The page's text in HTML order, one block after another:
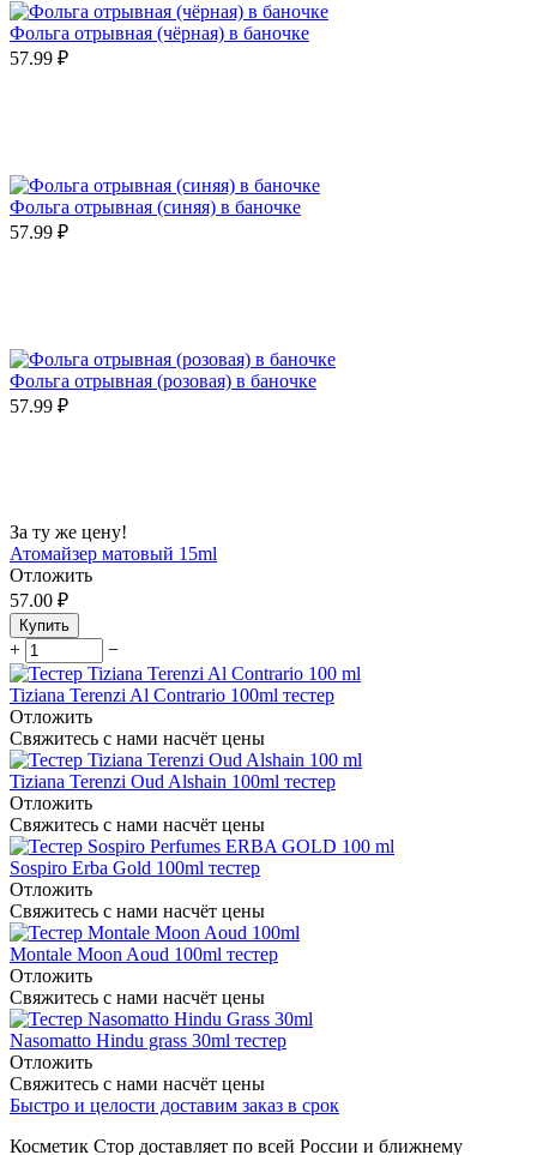
Фольга отрывная (чёрная) в баночке
57.99 ₽
Фольга отрывная (синяя) в баночке
57.99 ₽
Фольга отрывная (розовая) в баночке
57.99 ₽
За ту же цену!
Атомайзер матовый 15ml
Отложить
57.00 ₽
Купить
+ −
Tiziana Terenzi Al Contrario 100ml тестер
Отложить
Свяжитесь с нами насчёт цены
Tiziana Terenzi Oud Alshain 100ml тестер
Отложить
Свяжитесь с нами насчёт цены
Sospiro Erba Gold 100ml тестер
Отложить
Свяжитесь с нами насчёт цены
Montale Moon Aoud 100ml тестер
Отложить
Свяжитесь с нами насчёт цены
Nasomatto Hindu grass 30ml тестер
Отложить
Свяжитесь с нами насчёт цены
Быстро и целости доставим заказ в срок
Косметик Стор доставляет по всей России и ближнему